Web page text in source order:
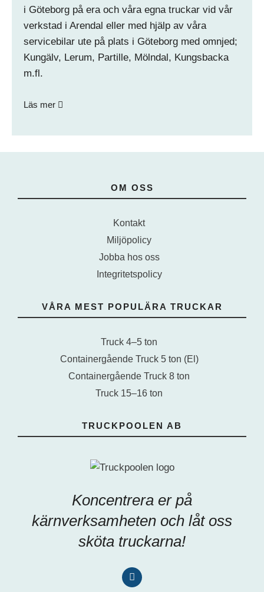
i Göteborg på era och våra egna truckar vid vår
verkstad i Arendal eller med hjälp av våra
servicebilar ute på plats i Göteborg med omnjed;
Kungälv, Lerum, Partille, Mölndal, Kungsbacka
m.fl.
Läs mer
OM OSS
Kontakt
Miljöpolicy
Jobba hos oss
Integritetspolicy
VÅRA MEST POPULÄRA TRUCKAR
Truck 4–5 ton
Containergående Truck 5 ton (El)
Containergående Truck 8 ton
Truck 15–16 ton
TRUCKPOOLEN AB
Koncentrera er på
kärnverksamheten och låt oss
sköta truckarna!